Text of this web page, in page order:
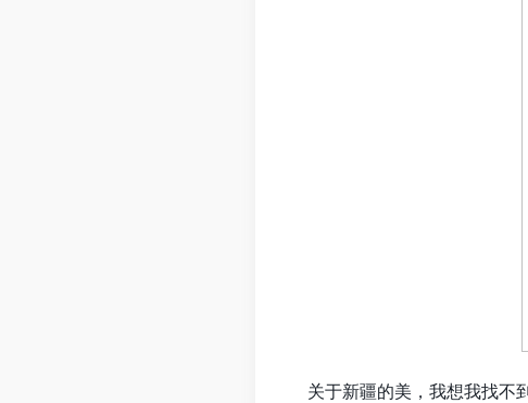
关于新疆的美，我想我找不